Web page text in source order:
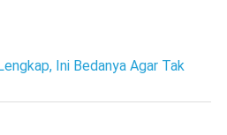
Ini Bedanya Agar Tak